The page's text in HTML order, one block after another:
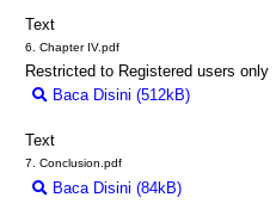
Text
6. Chapter IV.pdf
Restricted to Registered users only
Baca Disini (512kB)
Text
7. Conclusion.pdf
Baca Disini (84kB)